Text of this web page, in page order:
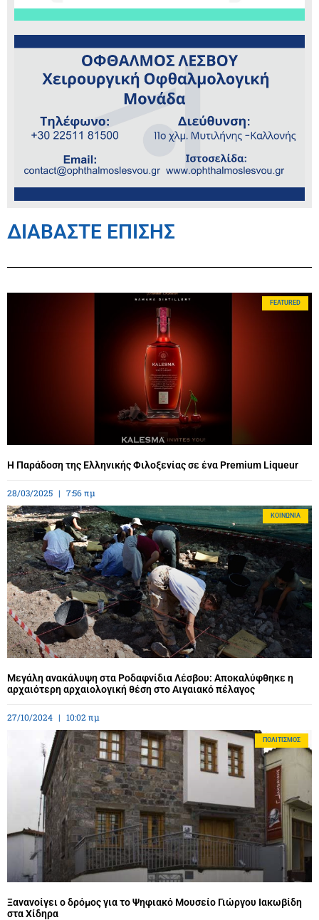
ΔΙΑΒΑΣΤΕ ΕΠΙΣΗΣ
FEATURED
Η Παράδοση της Ελληνικής Φιλοξενίας σε ένα Premium Liqueur
28/03/2025 7:56 πμ
ΚΟΙΝΩΝΊΑ
Μεγάλη ανακάλυψη στα Ροδαφνίδια Λέσβου: Αποκαλύφθηκε η
αρχαιότερη αρχαιολογική θέση στο Αιγαιακό πέλαγος
27/10/2024 10:02 πμ
ΠΟΛΙΤΙΣΜΌΣ
Ξανανοίγει ο δρόμος για το Ψηφιακό Μουσείο Γιώργου Ιακωβίδη
στα Χίδηρα